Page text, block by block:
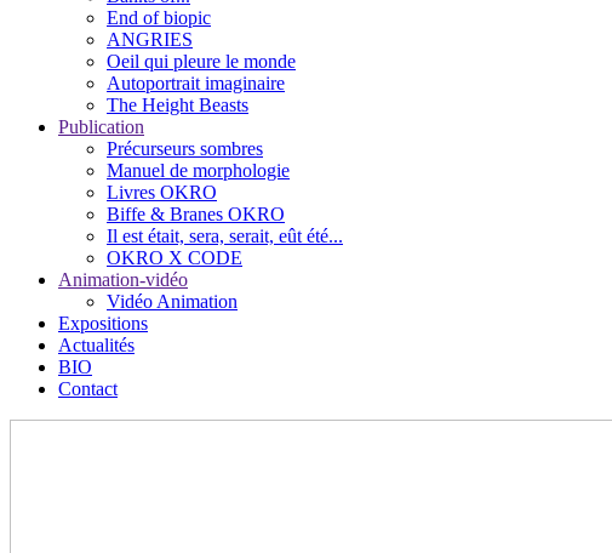
End of biopic
ANGRIES
Oeil qui pleure le monde
Autoportrait imaginaire
The Height Beasts
Publication
Précurseurs sombres
Manuel de morphologie
Livres OKRO
Biffe & Branes OKRO
Il est était, sera, serait, eût été...
OKRO X CODE
Animation-vidéo
Vidéo Animation
Expositions
Actualités
BIO
Contact